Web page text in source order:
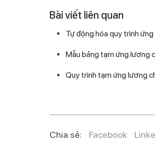
Bài viết liên quan
Tự động hóa quy trình
Mẫu bảng tạm ứng lương
Quy trình tạm ứng lương
Chia sẻ: Facebook